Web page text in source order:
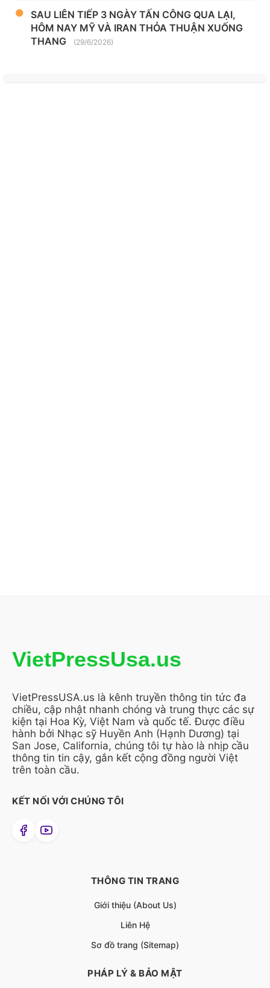
SAU LIÊN TIẾP 3 NGÀY TẤN CÔNG QUA LẠI,
HÔM NAY MỸ VÀ IRAN THỎA THUẬN XUỐNG
THANG
(29/6/2026)
VietPressUsa.us
VietPressUSA.us là kênh truyền thông tin tức đa
chiều, cập nhật nhanh chóng và trung thực các sự
kiện tại Hoa Kỳ, Việt Nam và quốc tế. Được điều
hành bởi Nhạc sỹ Huyền Anh (Hạnh Dương) tại
San Jose, California, chúng tôi tự hào là nhịp cầu
thông tin tin cậy, gắn kết cộng đồng người Việt
trên toàn cầu.
KẾT NỐI VỚI CHÚNG TÔI
THÔNG TIN TRANG
Giới thiệu (About Us)
Liên Hệ
Sơ đồ trang (Sitemap)
PHÁP LÝ & BẢO MẬT